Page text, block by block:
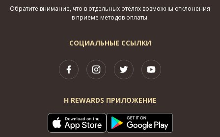
СОЦИАЛЬНЫЕ ССЫЛКИ
H REWARDS ПРИЛОЖЕНИЕ
Обратите внимание, что в отдельных отелях возможны отклонения
в приеме методов оплаты.